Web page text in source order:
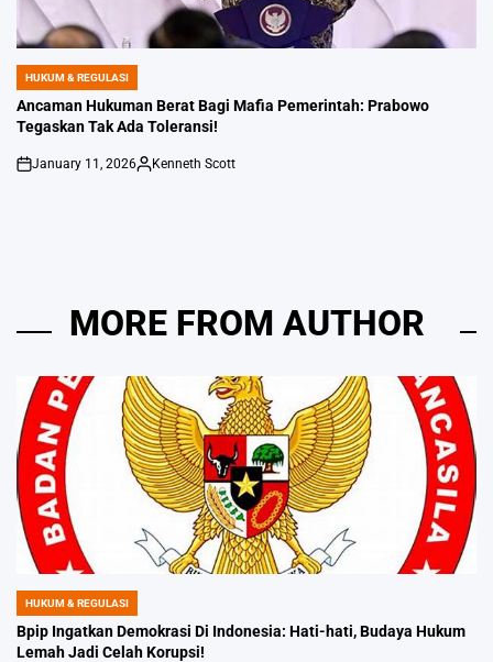
POSTED
IN
HUKUM & REGULASI
Ancaman Hukuman Berat Bagi Mafia Pemerintah: Prabowo
Tegaskan Tak Ada Toleransi!
on
January 11, 2026
Posted
Kenneth Scott
MORE FROM AUTHOR
POSTED
IN
HUKUM & REGULASI
Bpip Ingatkan Demokrasi Di Indonesia: Hati-hati, Budaya Hukum
Lemah Jadi Celah Korupsi!